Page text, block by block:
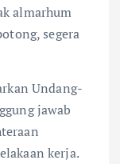
almarhum
segera
Undang-
jawab
kerja.